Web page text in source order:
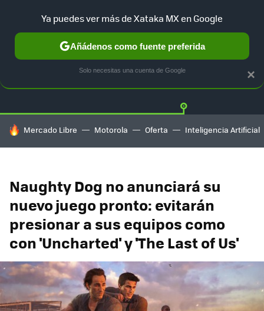
Twitter
HOY SE HABLA DE
Mercado Libre Motorola Oferta Inteligencia Artificial
Naughty Dog no anunciará su
nuevo juego pronto: evitarán
presionar a sus equipos como
con 'Uncharted' y 'The Last of Us'
×
Ya puedes ver más de Xataka MX en Google
Añádenos como fuente preferida
Solo necesitas una cuenta de Google